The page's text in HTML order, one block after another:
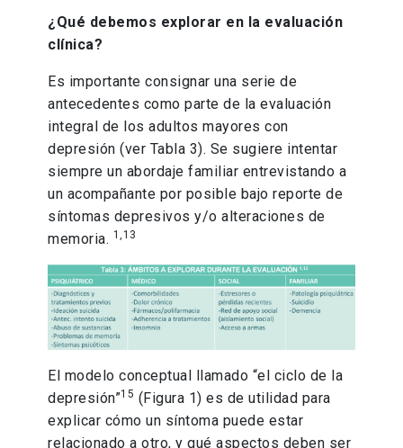
¿Qué debemos explorar en la evaluación
clínica?
Es importante consignar una serie de
antecedentes como parte de la evaluación
integral de los adultos mayores con
depresión (ver Tabla 3). Se sugiere intentar
siempre un abordaje familiar entrevistando a
un acompañante por posible bajo reporte de
síntomas depresivos y/o alteraciones de
memoria. 1,13
El modelo conceptual llamado “el ciclo de la
depresión”15 (Figura 1) es de utilidad para
explicar cómo un síntoma puede estar
relacionado a otro, y qué aspectos deben ser